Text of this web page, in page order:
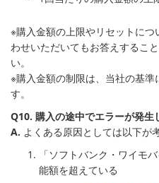
※購入金額の上限やリセットに
わせいただいてもお答えするこ
い。
※購入金額の制限は、当社の基
す。
Q10. 購入の途中でエラーが発生
A. よくある原因としては以下が
「ソフトバンク・ワイモ
能額を超えている